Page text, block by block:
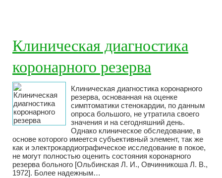
Клиническая диагностика
коронарного резерва
Клиническая диагностика коронарного
резерва, основанная на оценке
симптоматики стенокардии, по данным
опроса большого, не утратила своего
значения и на сегодняшний день.
Однако клиническое обследование, в
основе которого имеется субъективный элемент, так же
как и электрокардиографическое исследование в покое,
не могут полностью оценить состояния коронарного
резерва больного [Ольбинская Л. И., Овчинникоша Л. В.,
1972]. Более надежным…